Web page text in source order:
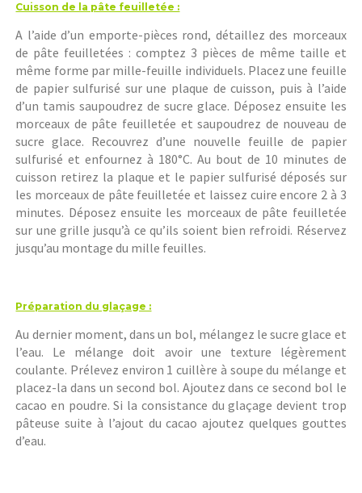
Cuisson de la pâte feuilletée :
A l’aide d’un emporte-pièces rond, détaillez des morceaux
de pâte feuilletées : comptez 3 pièces de même taille et
même forme par mille-feuille individuels. Placez une feuille
de papier sulfurisé sur une plaque de cuisson, puis à l’aide
d’un tamis saupoudrez de sucre glace. Déposez ensuite les
morceaux de pâte feuilletée et saupoudrez de nouveau de
sucre glace. Recouvrez d’une nouvelle feuille de papier
sulfurisé et enfournez à 180°C. Au bout de 10 minutes de
cuisson retirez la plaque et le papier sulfurisé déposés sur
les morceaux de pâte feuilletée et laissez cuire encore 2 à 3
minutes. Déposez ensuite les morceaux de pâte feuilletée
sur une grille jusqu’à ce qu’ils soient bien refroidi. Réservez
jusqu’au montage du mille feuilles.
Préparation du glaçage :
Au dernier moment, dans un bol, mélangez le sucre glace et
l’eau. Le mélange doit avoir une texture légèrement
coulante. Prélevez environ 1 cuillère à soupe du mélange et
placez-la dans un second bol. Ajoutez dans ce second bol le
cacao en poudre. Si la consistance du glaçage devient trop
pâteuse suite à l’ajout du cacao ajoutez quelques gouttes
d’eau.